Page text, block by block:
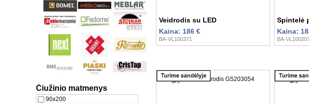
Čiužinio matmenys
90x200
Veidrodis su LED
Kaina: 186 €
BA-VL100371
Spintelė
Kaina:
BA-